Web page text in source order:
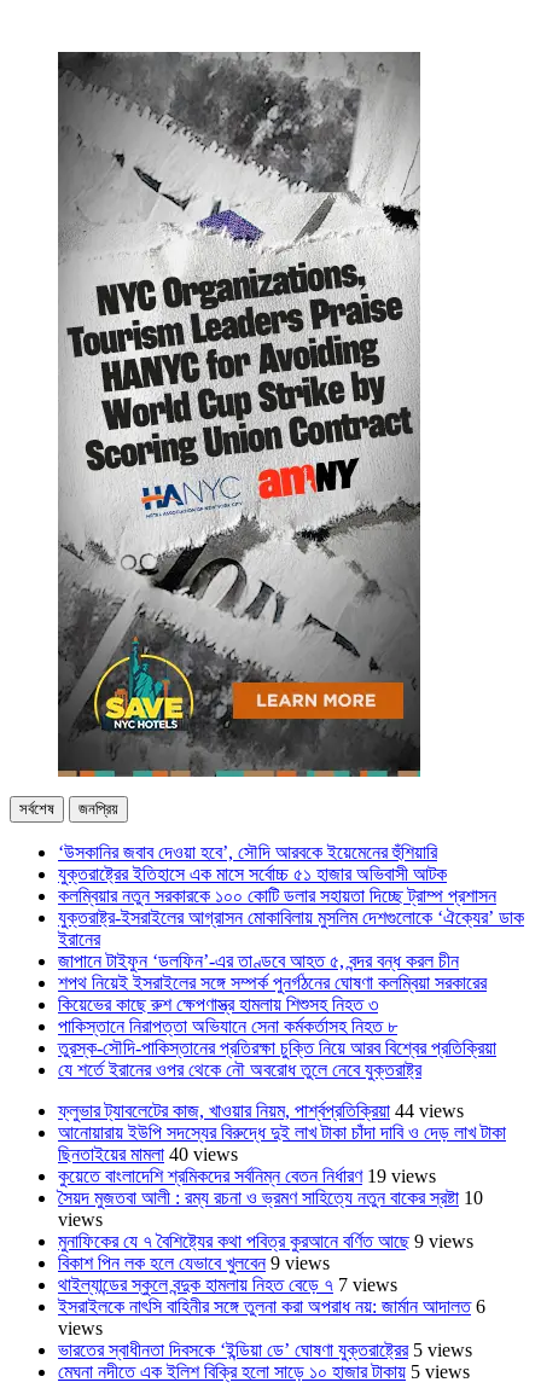
সর্বশেষ জনপ্রিয়
‘উসকানির জবাব দেওয়া হবে’, সৌদি আরবকে ইয়েমেনের হুঁশিয়ারি
যুক্তরাষ্ট্রের ইতিহাসে এক মাসে সর্বোচ্চ ৫১ হাজার অভিবাসী আটক
কলম্বিয়ার নতুন সরকারকে ১০০ কোটি ডলার সহায়তা দিচ্ছে ট্রাম্প প্রশাসন
যুক্তরাষ্ট্র-ইসরাইলের আগ্রাসন মোকাবিলায় মুসলিম দেশগুলোকে ‘ঐক্যের’ ডাক
ইরানের
জাপানে টাইফুন ‘ডলফিন’-এর তাণ্ডবে আহত ৫, বন্দর বন্ধ করল চীন
শপথ নিয়েই ইসরাইলের সঙ্গে সম্পর্ক পুনর্গঠনের ঘোষণা কলম্বিয়া সরকারের
কিয়েভের কাছে রুশ ক্ষেপণাস্ত্র হামলায় শিশুসহ নিহত ৩
পাকিস্তানে নিরাপত্তা অভিযানে সেনা কর্মকর্তাসহ নিহত ৮
তুরস্ক-সৌদি-পাকিস্তানের প্রতিরক্ষা চুক্তি নিয়ে আরব বিশ্বের প্রতিক্রিয়া
যে শর্তে ইরানের ওপর থেকে নৌ অবরোধ তুলে নেবে যুক্তরাষ্ট্র
ফ্লুভার ট্যাবলেটের কাজ, খাওয়ার নিয়ম, পার্শ্বপ্রতিক্রিয়া 44 views
আনোয়ারায় ইউপি সদস্যের বিরুদ্ধে দুই লাখ টাকা চাঁদা দাবি ও দেড় লাখ টাকা
ছিনতাইয়ের মামলা 40 views
কুয়েতে বাংলাদেশি শ্রমিকদের সর্বনিম্ন বেতন নির্ধারণ 19 views
সৈয়দ মুজতবা আলী : রম্য রচনা ও ভ্রমণ সাহিত্যে নতুন বাকের স্রষ্টা 10
views
মুনাফিকের যে ৭ বৈশিষ্ট্যের কথা পবিত্র কুরআনে বর্ণিত আছে 9 views
বিকাশ পিন লক হলে যেভাবে খুলবেন 9 views
থাইল্যান্ডের স্কুলে বন্দুক হামলায় নিহত বেড়ে ৭ 7 views
ইসরাইলকে নাৎসি বাহিনীর সঙ্গে তুলনা করা অপরাধ নয়: জার্মান আদালত 6
views
ভারতের স্বাধীনতা দিবসকে ‘ইন্ডিয়া ডে’ ঘোষণা যুক্তরাষ্ট্রের 5 views
মেঘনা নদীতে এক ইলিশ বিক্রি হলো সাড়ে ১০ হাজার টাকায় 5 views